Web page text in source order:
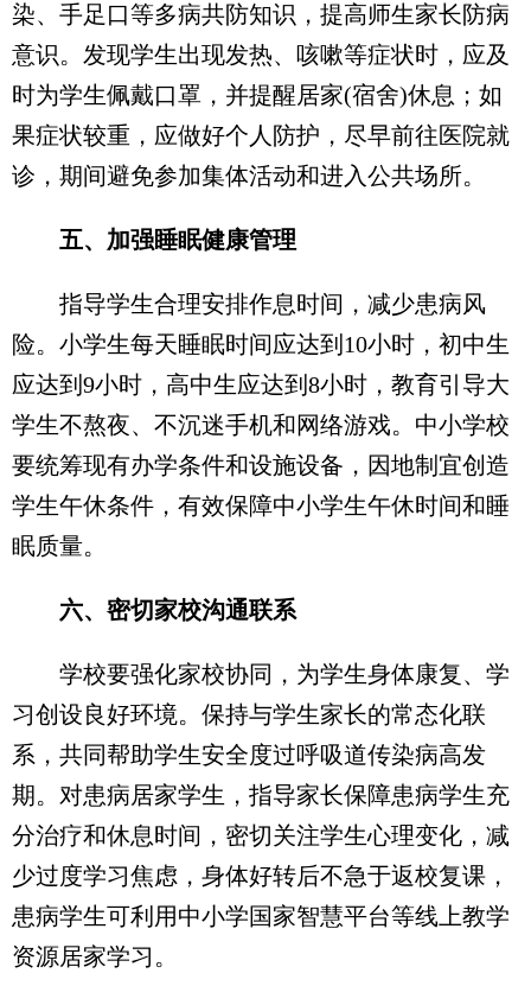
染、手足口等多病共防知识，提高师生家长防病
意识。发现学生出现发热、咳嗽等症状时，应及
时为学生佩戴口罩，并提醒居家(宿舍)休息；如
果症状较重，应做好个人防护，尽早前往医院就
诊，期间避免参加集体活动和进入公共场所。
五、加强睡眠健康管理
指导学生合理安排作息时间，减少患病风
险。小学生每天睡眠时间应达到10小时，初中生
应达到9小时，高中生应达到8小时，教育引导大
学生不熬夜、不沉迷手机和网络游戏。中小学校
要统筹现有办学条件和设施设备，因地制宜创造
学生午休条件，有效保障中小学生午休时间和睡
眠质量。
六、密切家校沟通联系
学校要强化家校协同，为学生身体康复、学
习创设良好环境。保持与学生家长的常态化联
系，共同帮助学生安全度过呼吸道传染病高发
期。对患病居家学生，指导家长保障患病学生充
分治疗和休息时间，密切关注学生心理变化，减
少过度学习焦虑，身体好转后不急于返校复课，
患病学生可利用中小学国家智慧平台等线上教学
资源居家学习。